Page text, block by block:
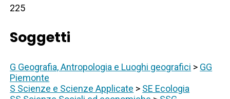
225
Soggetti
G Geografia, Antropologia e Luoghi geografici > GG
Piemonte
S Scienze e Scienze Applicate > SE Ecologia